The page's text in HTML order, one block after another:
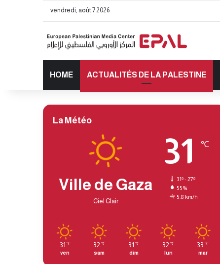
vendredi, août 7 2026
HOME ACTUALITÉS DE LA PALESTINE
La Météo
Ville de Gaza
Ciel Clair
31 ℃
31º - 27º
55%
5.8 km/h
31 ℃
ven
32 ℃
sam
31 ℃
dim
32 ℃
lun
33 ℃
mar